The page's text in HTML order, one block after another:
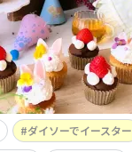
ダイソーでイースター